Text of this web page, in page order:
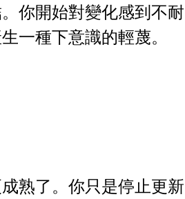
你開始對變化感到不耐
一種下意識的輕蔑。
熟了。你只是停止更新